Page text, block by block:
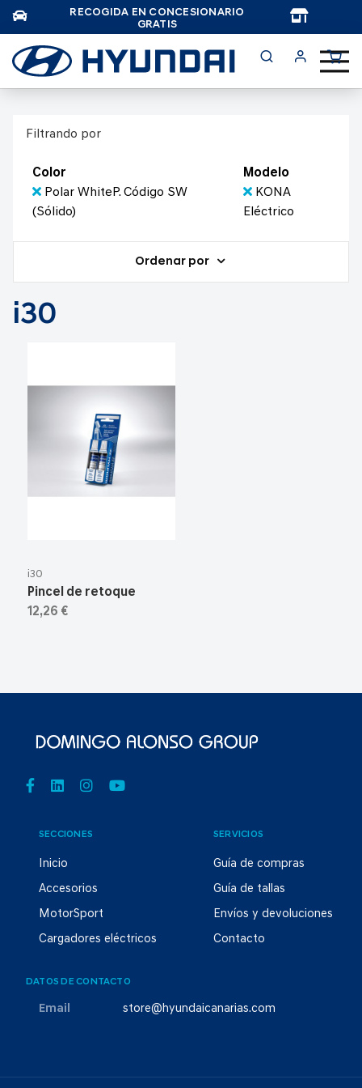
RECOGIDA EN CONCESIONARIO
GRATIS
Filtrando por
Color
Polar WhiteP. Código SW
(Sólido)
Modelo
KONA
Eléctrico
Ordenar por
i30
i30
Pincel de retoque
12,26 €
SECCIONES
Inicio
Accesorios
MotorSport
Cargadores eléctricos
SERVICIOS
Guía de compras
Guía de tallas
Envíos y devoluciones
Contacto
DATOS DE CONTACTO
Email store@hyundaicanarias.com